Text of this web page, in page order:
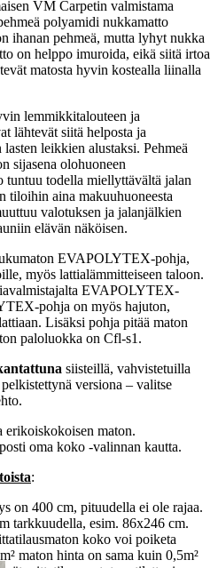
VM Carpetin valmistama
polyamidi nukkamatto
ihanan pehmeä, mutta lyhyt nukka
on helppo imuroida, eikä siitä irtoa
matosta hyvin kostealla liinalla
lemmikkitalouteen ja
lähtevät siitä helposta ja
leikkien alustaksi. Pehmeä
sijasena olohuoneen
todella miellyttävältä jalan
tiloihin aina makuuhuoneesta
valotuksen ja jalanjälkien
elävän näköisen.
EVAPOLYTEX-pohja,
myös lattialämmitteiseen taloon.
EVAPOLYTEX-
pohja on myös hajuton,
Lisäksi pohja pitää maton
paloluokka on Cfl-s1.
siisteillä, vahvistetuilla
pelkistettynä versiona – valitse
erikoiskokoisen maton.
oma koko -valinnan kautta.
:
on 400 cm, pituudella ei ole rajaa.
tarkkuudella, esim. 86x246 cm.
koko voi poiketa
maton hinta on sama kuin 0,5m²